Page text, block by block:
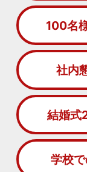
100名
社内
結婚式
学校